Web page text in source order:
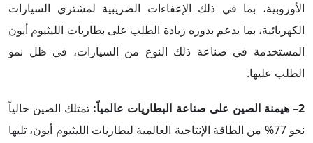
الأوروبية، بما في ذلك الإعفاءات الضريبية لمشتري السيارات
الكهربائية، بما يدعم بدوره زيادة الطلب على بطاريات الليثيوم أيون
المستخدمة في صناعة ذلك النوع من السيارات، في ظل نمو
الطلب عليها.
2– هيمنة الصين على صناعة البطاريات عالمياً:
تمتلك الصين حالياً
نحو 77% من الطاقة الإنتاجية العالمية لبطاريات الليثيوم أيون، تليها